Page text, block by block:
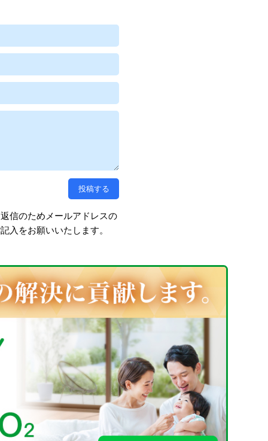
信のためメールアドレスの
入をお願いいたします。